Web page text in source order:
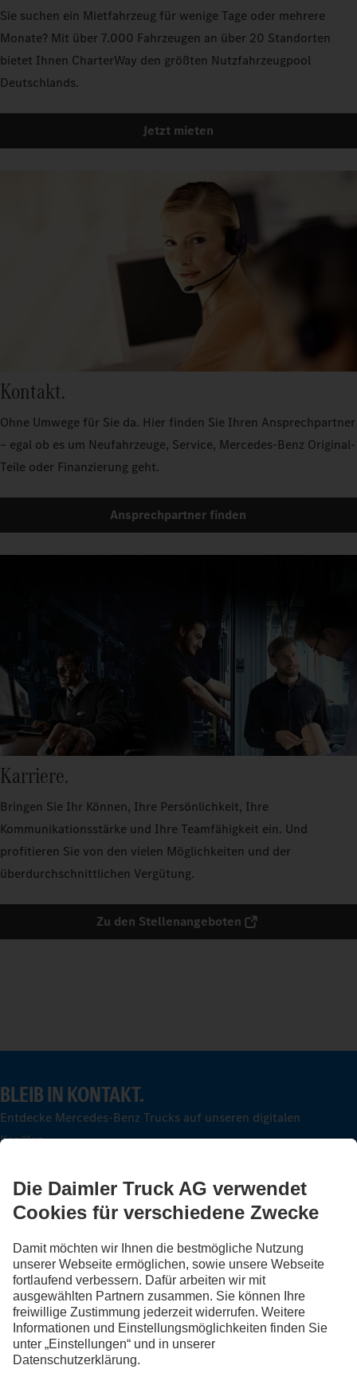
Sie suchen ein Mietfahrzeug für wenige Tage oder mehrere
Monate? Mit über 7.000 Fahrzeugen an über 20 Standorten
bietet Ihnen CharterWay den größten Nutzfahrzeugpool
Deutschlands.
Jetzt mieten
Kontakt.
Ohne Umwege für Sie da. Hier finden Sie Ihren Ansprechpartner
– egal ob es um Neufahrzeuge, Service, Mercedes-Benz Original-
Teile oder Finanzierung geht.
Ansprechpartner finden
Karriere.
Bringen Sie Ihr Können, Ihre Persönlichkeit, Ihre
Kommunikationsstärke und Ihre Teamfähigkeit ein. Und
profitieren Sie von den vielen Möglichkeiten und der
überdurchschnittlichen Vergütung.
Zu den Stellenangeboten
BLEIB IN KONTAKT.
Entdecke Mercedes-Benz Trucks auf unseren digitalen
Kanälen.
FOLLOW THE ROADSTARS.
Tausche jetzt Erfahrungen mit anderen Truckerinnen und
Truckern aus.